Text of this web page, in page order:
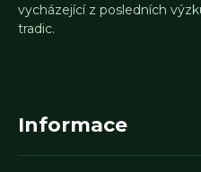
vycházející z posledních
tradic.
Informace